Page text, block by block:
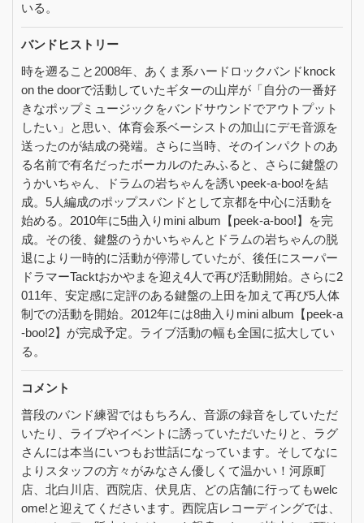
いる。
バンドヒストリー
時を遡ること2008年、あくま系ハードロックバンドknock
on the doorで活動していたギターの山岸が「自分の一番好
きなポップミュージックをバンドサウンドでアウトプット
したい」と思い、体育会系ベーシストの加山にデモ音源を
送ったのが結成の発端。さらに当時、そのインパクトのあ
る名前で有名だったボーカルのたみふると、さらに鍵盤の
うかいちゃん、ドラムの岩ちゃんを誘いpeek-a-boo!を結
成。5人編成のポップスバンドとして京都を中心に活動を
始める。2010年に5曲入りmini album【peek-a-boo!】を完
成。その後、鍵盤のうかいちゃんとドラムの岩ちゃんの脱
退により一時的に活動が停滞していたが、後任にスーパー
ドラマーTacktおかやまを迎え4人で再び活動開始。さらに2
011年、安定感に定評のある鍵盤の上田を加えて再び5人体
制での活動を開始。2012年には8曲入りmini album【peek-a
-boo!2】が完成予定。ライブ活動の幅も全国に拡大してい
る。
コメント
普段のバンド練習ではもちろん、音源の録音をしていただ
いたり、ライブやイベントに誘っていただいたりと、ラグ
さんには本当にいつもお世話になっています。そしてなに
よりスタッフの方々がみなさん優しくて温かい！河原町
店、北白川店、西院店、伏見店、どの店舗に行ってもwelc
ome!と迎えてくださいます。西院店レコーディングでは、